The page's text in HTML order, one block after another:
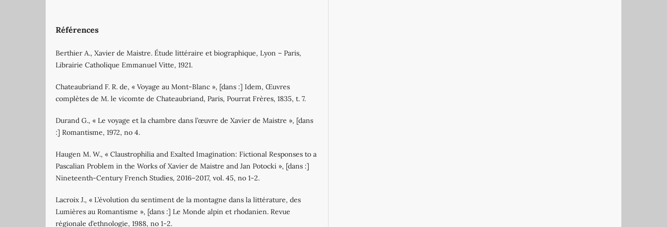
Références
Berthier A., Xavier de Maistre. Étude littéraire et biographique, Lyon – Paris,
Librairie Catholique Emmanuel Vitte, 1921.
Chateaubriand F. R. de, « Voyage au Mont‐Blanc », [dans :] Idem, Œuvres
complètes de M. le vicomte de Chateaubriand, Paris, Pourrat Frères, 1835, t. 7.
Durand G., « Le voyage et la chambre dans l’œuvre de Xavier de Maistre », [dans
:] Romantisme, 1972, no 4.
Haugen M. W., « Claustrophilia and Exalted Imagination: Fictional Responses to a
Pascalian Problem in the Works of Xavier de Maistre and Jan Potocki », [dans :]
Nineteenth‐Century French Studies, 2016–2017, vol. 45, no 1‐2.
Lacroix J., « L’évolution du sentiment de la montagne dans la littérature, des
Lumières au Romantisme », [dans :] Le Monde alpin et rhodanien. Revue
régionale d’ethnologie, 1988, no 1‐2.